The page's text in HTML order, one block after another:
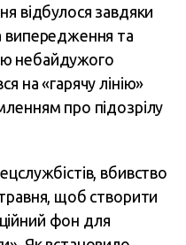
відбулося завдяки
випередження та
небайдужого
на «гарячу лінію»
про підозрілу
вбивство
щоб створити
фон для